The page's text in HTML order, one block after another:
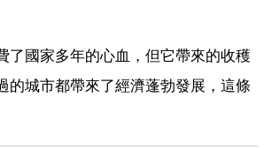
了國家多年的心血，但它帶來的收穫
的城市都帶來了經濟蓬勃發展，這條